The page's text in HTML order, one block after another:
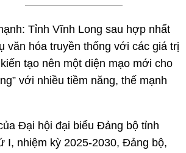
Tỉnh Vĩnh Long sau hợp nhất
văn hóa truyền thống với các giá trị
tạo nên một diện mạo mới cho
với nhiều tiềm năng, thế mạnh
Đại hội đại biểu Đảng bộ tỉnh
I, nhiệm kỳ 2025-2030, Đảng bộ,